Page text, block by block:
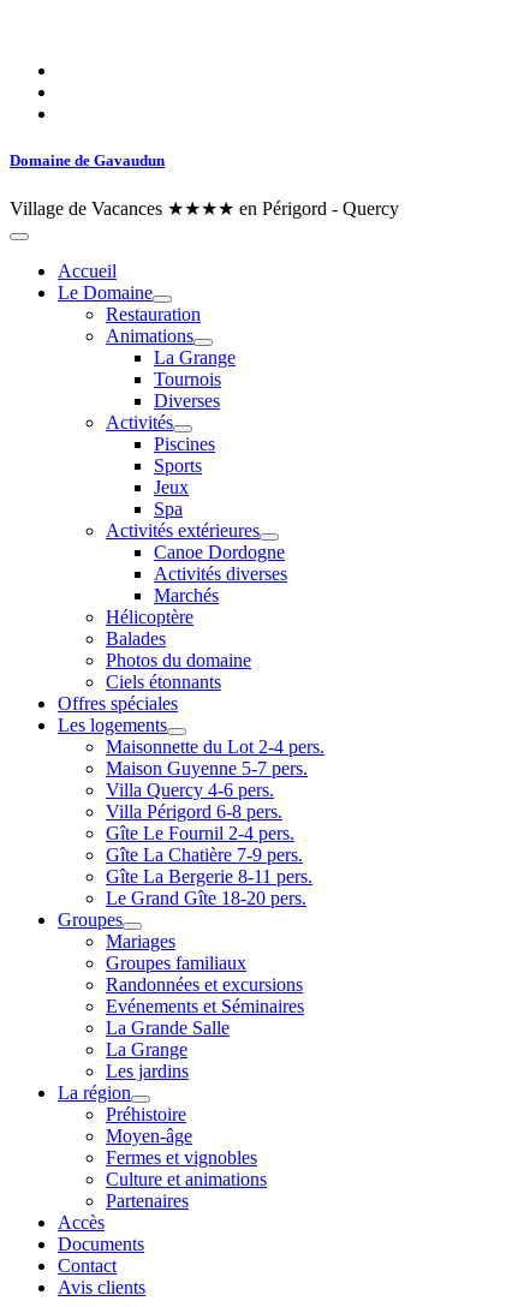
Domaine de Gavaudun
Village de Vacances ★★★★ en Périgord - Quercy
Accueil
Le Domaine
Restauration
Animations
La Grange
Tournois
Diverses
Activités
Piscines
Sports
Jeux
Spa
Activités extérieures
Canoe Dordogne
Activités diverses
Marchés
Hélicoptère
Balades
Photos du domaine
Ciels étonnants
Offres spéciales
Les logements
Maisonnette du Lot 2-4 pers.
Maison Guyenne 5-7 pers.
Villa Quercy 4-6 pers.
Villa Périgord 6-8 pers.
Gîte Le Fournil 2-4 pers.
Gîte La Chatière 7-9 pers.
Gîte La Bergerie 8-11 pers.
Le Grand Gîte 18-20 pers.
Groupes
Mariages
Groupes familiaux
Randonnées et excursions
Evénements et Séminaires
La Grande Salle
La Grange
Les jardins
La région
Préhistoire
Moyen-âge
Fermes et vignobles
Culture et animations
Partenaires
Accès
Documents
Contact
Avis clients